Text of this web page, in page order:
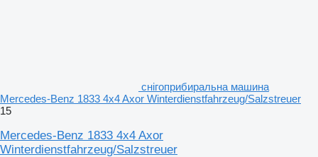
снігоприбиральна машина
Mercedes-Benz 1833 4x4 Axor Winterdienstfahrzeug/Salzstreuer
15
Mercedes-Benz 1833 4x4 Axor
Winterdienstfahrzeug/Salzstreuer